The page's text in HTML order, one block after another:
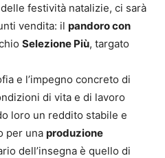
festività natalizie, ci sarà
vendita: il pandoro con
Selezione Più, targato
e l’impegno concreto di
di vita e di lavoro
loro un reddito stabile e
per una produzione
dell’insegna è quello di